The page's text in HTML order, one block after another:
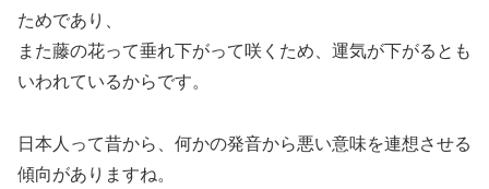
ためであり、
また藤の花って垂れ下がって咲くため、運気が下がるとも
いわれているからです。
日本人って昔から、何かの発音から悪い意味を連想させる
傾向がありますね。